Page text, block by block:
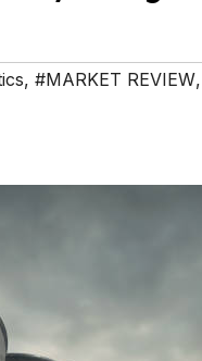
, #MARKET REVIEW,